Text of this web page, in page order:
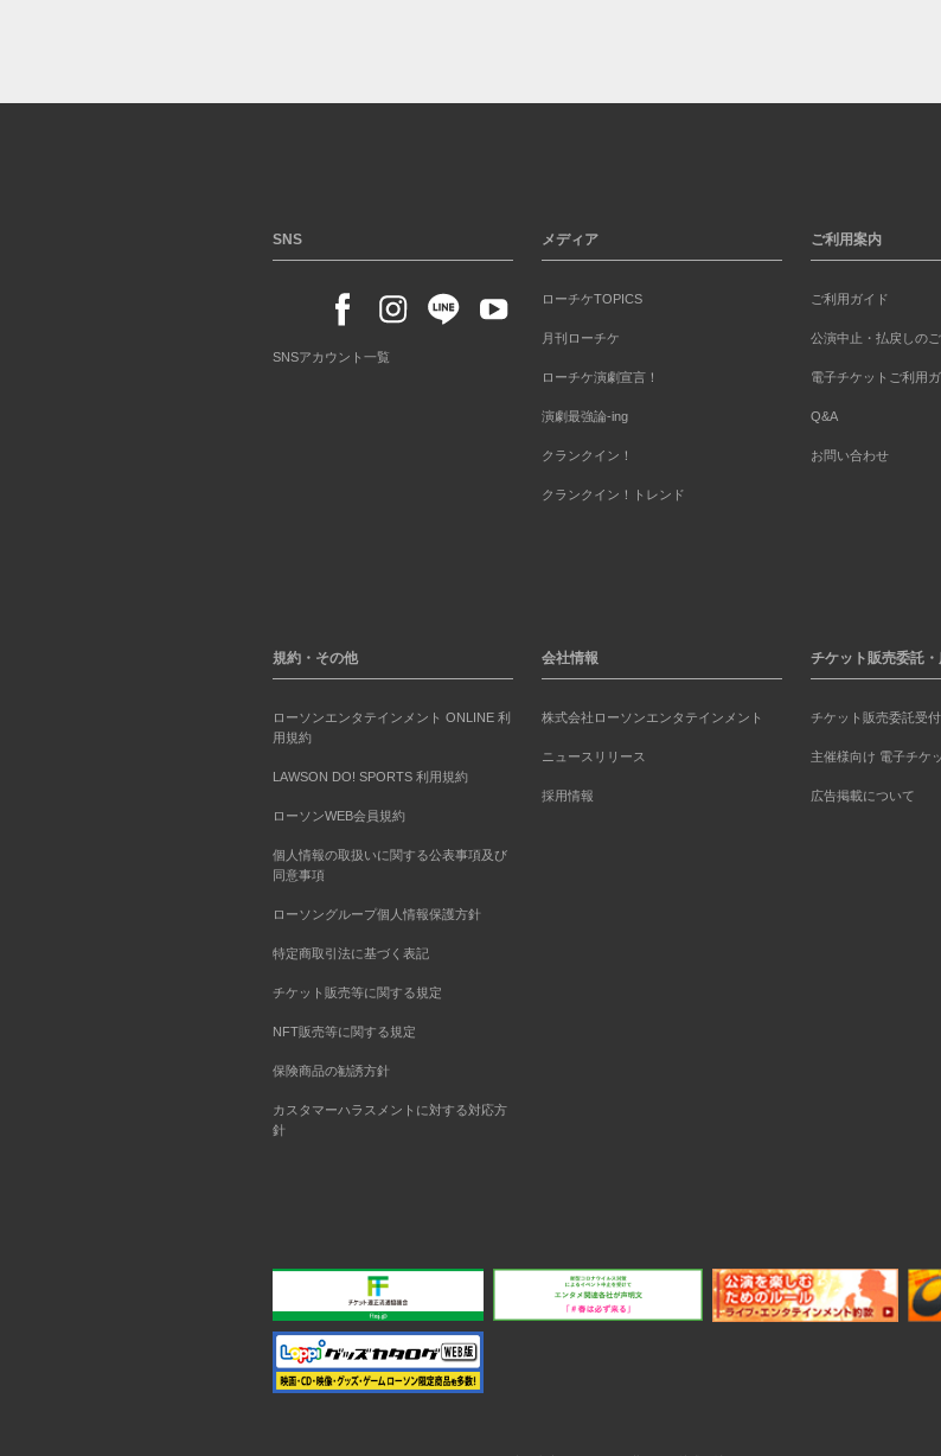
SNS
SNSアカウント一覧
メディア
ローチケTOPICS
月刊ローチケ
ローチケ演劇宣言！
演劇最強論-ing
クランクイン！
クランクイン！トレンド
ご利用案内
ご利用ガイド
公演中止・払戻しの
電子チケットご利用
Q&A
お問い合わせ
規約・その他
ローソンエンタテインメント ONLINE 利
用規約
LAWSON DO! SPORTS 利用規約
ローソンWEB会員規約
個人情報の取扱いに関する公表事項及び
同意事項
ローソングループ個人情報保護方針
特定商取引法に基づく表記
チケット販売等に関する規定
NFT販売等に関する規定
保険商品の勧誘方針
カスタマーハラスメントに対する対応方
針
会社情報
株式会社ローソンエンタテインメント
ニュースリリース
採用情報
チケット販売委託
チケット販売委託受
主催様向け 電子チケ
広告掲載について